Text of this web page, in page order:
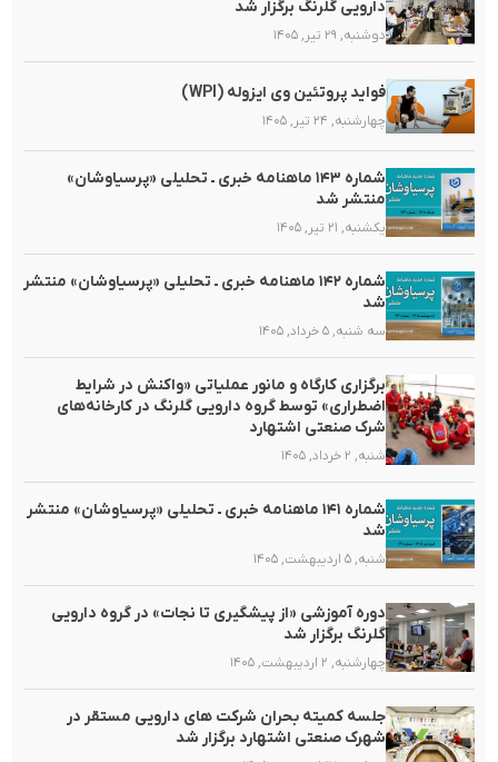
دارویی گلرنگ برگزار شد
دوشنبه, ۲۹ تیر, ۱۴۰۵
فواید پروتئین وی ایزوله (WPI)
چهارشنبه, ۲۴ تیر, ۱۴۰۵
شماره ۱۴۳ ماهنامه خبری ـ تحلیلی «پرسیاوشان»
منتشر شد
یکشنبه, ۲۱ تیر, ۱۴۰۵
شماره ۱۴۲ ماهنامه خبری ـ تحلیلی «پرسیاوشان» منتشر
شد
سه شنبه, ۵ خرداد, ۱۴۰۵
برگزاری کارگاه و مانور عملیاتی «واکنش در شرایط
اضطراری» توسط گروه دارویی گلرنگ در کارخانه‌های
شرک صنعتی اشتهارد
شنبه, ۲ خرداد, ۱۴۰۵
شماره ۱۴۱ ماهنامه خبری ـ تحلیلی «پرسیاوشان» منتشر
شد
شنبه, ۵ اردیبهشت, ۱۴۰۵
دوره آموزشی «از پیشگیری تا نجات» در گروه دارویی
گلرنگ برگزار شد
چهارشنبه, ۲ اردیبهشت, ۱۴۰۵
جلسه کمیته بحران شرکت های دارویی مستقر در
شهرک صنعتی اشتهارد برگزار شد